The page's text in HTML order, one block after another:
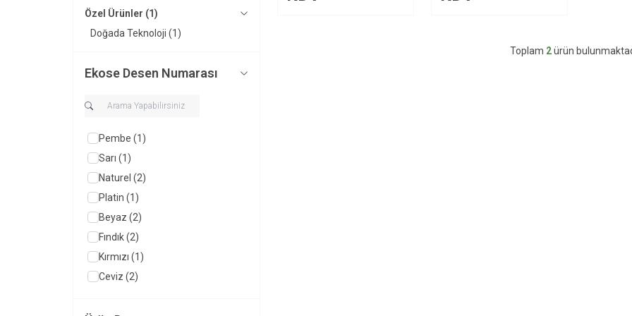
Özel Ürünler (1)
Doğada Teknoloji (1)
Ekose Desen Numarası
Pembe (1)
Sarı (1)
Naturel (2)
Platin (1)
Beyaz (2)
Fındık(2)
Kırmızı (1)
Ceviz (2)
Toplam 2ürün